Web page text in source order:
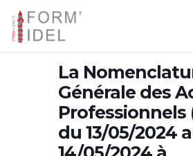
La
Générale des
Professionnels
du 13/05/2024